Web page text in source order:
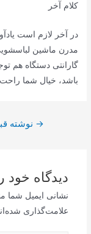
کلام آخر
در آخر لازم است
مدرن ماشین
گارانتی دستگاه هم
باشد، خیال شما راحت‌
راهبری→ نوشته
دیدگاه‌ خود
نشانی ایمیل شما
علامت‌گذاری